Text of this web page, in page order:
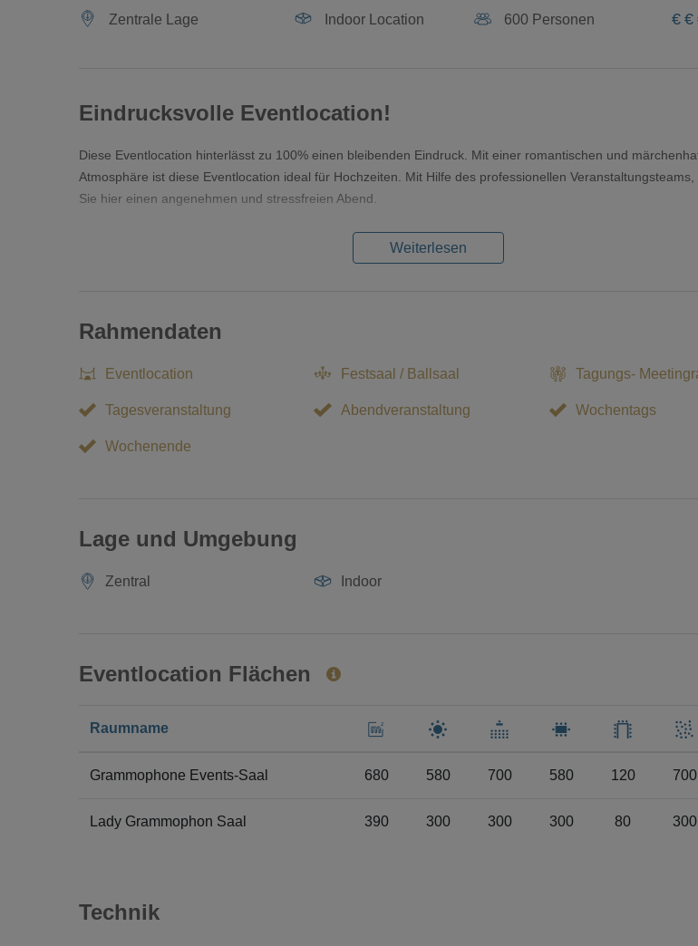
Zentrale Lage Indoor Location 600 Personen € €
Eindrucksvolle Eventlocation!
Diese Eventlocation hinterlässt zu 100% einen bleibenden Eindruck. Mit einer romantischen und
Atmosphäre ist diese Eventlocation ideal für Hochzeiten. Mit Hilfe des professionellen Veranstaltungsteams,
Sie hier einen angenehmen und stressfreien Abend.
Weiterlesen
Rahmendaten
Eventlocation Festsaal / Ballsaal Tagungs-
Tagesveranstaltung Abendveranstaltung Wochentags
Wochenende
Lage und Umgebung
Zentral Indoor
Eventlocation Flächen
Raumname
Grammophone Events-Saal 680 580 700 580 120 700
Lady Grammophon Saal 390 300 300 300 80 300
Technik